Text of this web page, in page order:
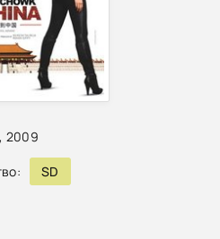
, 2009
SD